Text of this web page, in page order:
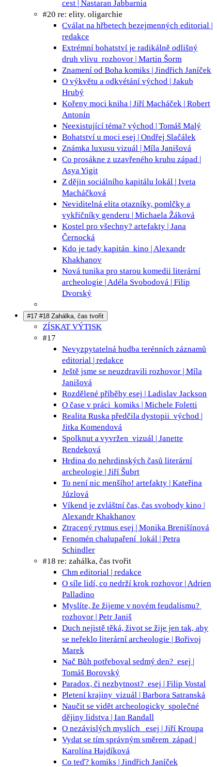
cest | Nastaran Jabbarnia
#20 re: elity. oligarchie
Cválat na hřbetech bezejmenných editorial |
redakce
Extrémní bohatství je radikálně odlišný
druh vlivu rozhovor | Martin Šorm
Znamení od Boha komiks | Jindřich Janíček
O výkvětu a odkvétání východ | Jakub
Hrubý
Kořeny moci kniha | Jiří Macháček | Robert
Antonín
Neexistující téma? východ | Tomáš Malý
Bohatství u moci esej | Ondřej Slačálek
Známka luxusu vizuál | Míla Janišová
Co prosákne z uzavřeného kruhu západ |
Asya Yigit
Z dějin sociálního kapitálu lokál | Iveta
Macháčková
Neviditelná elita otazníky, pomlčky a
vykřičníky genderu | Michaela Žáková
Kostel pro všechny? artefakty | Jana
Černocká
Kdo je tady kapitán kino | Alexandr
Khakhanov
Nová tunika pro starou komedii literární
archeologie | Adéla Svobodová | Filip
Dvorský
#17 #18 Zahálka, čas tvořit
ZÍSKAT VÝTISK
#17
Nevyzpytatelná hudba terénních záznamů
editorial | redakce
Ještě jsme se neuzdravili rozhovor | Míla
Janišová
Rozdělené příběhy esej | Ladislav Jackson
O čase v práci komiks | Michele Foletti
Realita Ruska předčila dystopii východ |
Jitka Komendová
Spolknut a vyvržen vizuál | Janette
Rendeková
Hrdina do nehrdinských časů literární
archeologie | Jiří Šubrt
To není nic menšího! artefakty | Kateřina
Jůzlová
Víkend je zvláštní čas, čas svobody kino |
Alexandr Khakhanov
Ztracený rytmus esej | Monika Brenišínová
Fenomén chalupaření lokál | Petra
Schindler
#18 re: zahálka, čas tvořit
Chm editorial | redakce
O síle lidí, co nedrží krok rozhovor | Adrien
Palladino
Myslíte, že žijeme v novém feudalismu?
rozhovor | Petr Janiš
Duch nejistě těká, život se žije jen tak, aby
se neřeklo literární archeologie | Bořivoj
Marek
Nač Bůh potřeboval sedmý den? esej |
Tomáš Borovský
Paradox, či nezbytnost? esej | Filip Vostal
Pletení krajiny vizuál | Barbora Satranská
Naučit se vidět archeologicky společné
dějiny lidstva | Ian Randall
O nezávislých myslích
esej | Jiří Kroupa
Vydat se tím správným směrem západ |
Karolína Hajdíková
Co teď? komiks | Jindřich Janíček